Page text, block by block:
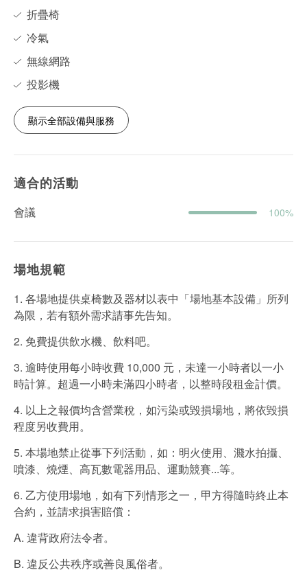
折疊椅
冷氣
無線網路
投影機
顯示全部設備與服務
適合的活動
會議 100%
場地規範
1. 各場地提供桌椅數及器材以表中「場地基本設備」所列
為限，若有額外需求請事先告知。
2. 免費提供飲水機、飲料吧。
3. 逾時使用每小時收費 10,000 元，未達一小時者以一小
時計算。超過一小時未滿四小時者，以整時段租金計價。
4. 以上之報價均含營業稅，如污染或毀損場地，將依毀損
程度另收費用。
5. 本場地禁止從事下列活動，如：明火使用、濺水拍攝、
噴漆、燒煙、高瓦數電器用品、運動競賽...等。
6. 乙方使用場地，如有下列情形之一，甲方得隨時終止本
合約，並請求損害賠償：
A. 違背政府法令者。
B. 違反公共秩序或善良風俗者。